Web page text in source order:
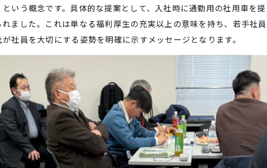
いう概念です。具体的な提案として、入社時に通勤用の社用車を提
ました。これは単なる福利厚生の充実以上の意味を持ち、若手社員
社員を大切にする姿勢を明確に示すメッセージとなります。